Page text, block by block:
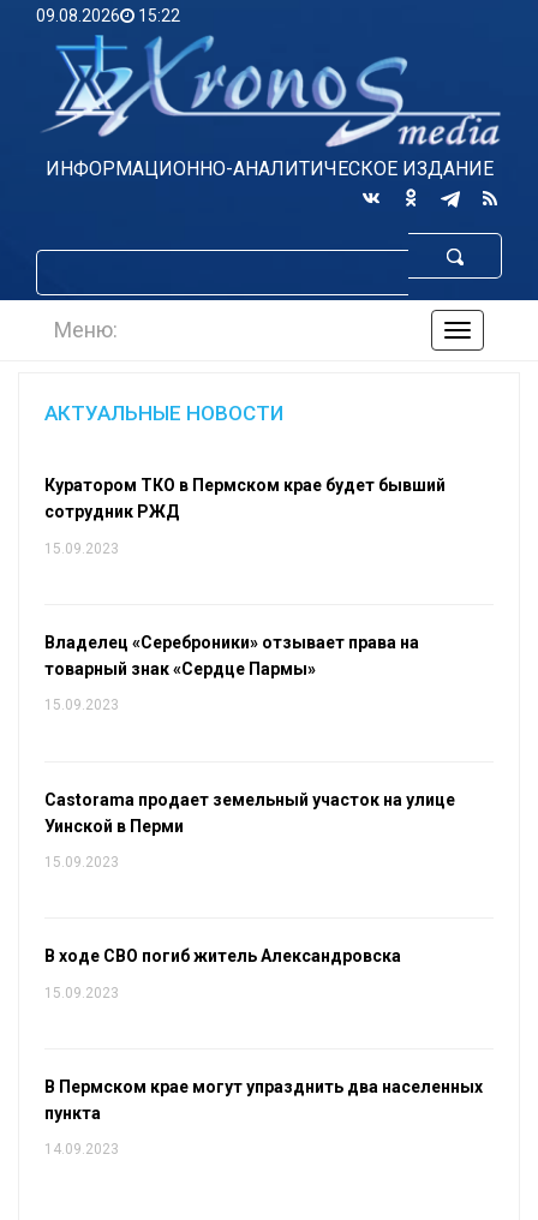
09.08.2026 15:22
ИНФОРМАЦИОННО-АНАЛИТИЧЕСКОЕ ИЗДАНИЕ
по
Меню:
АКТУАЛЬНЫЕ НОВОСТИ
Куратором ТКО в Пермском крае будет бывший
сотрудник РЖД
15.09.2023
Владелец «Сереброники» отзывает права на
товарный знак «Сердце Пармы»
15.09.2023
Castorama продает земельный участок на улице
Уинской в Перми
15.09.2023
В ходе СВО погиб житель Александровска
15.09.2023
В Пермском крае могут упразднить два населенных
пункта
14.09.2023